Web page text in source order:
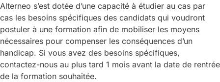
Alterneo s’est dotée d’une capacité à étudier au cas par
cas les besoins spécifiques des candidats qui voudront
postuler à une formation afin de mobiliser les moyens
nécessaires pour compenser les conséquences d’un
handicap. Si vous avez des besoins spécifiques,
contactez-nous au plus tard 1 mois avant la date de rentrée
de la formation souhaitée.